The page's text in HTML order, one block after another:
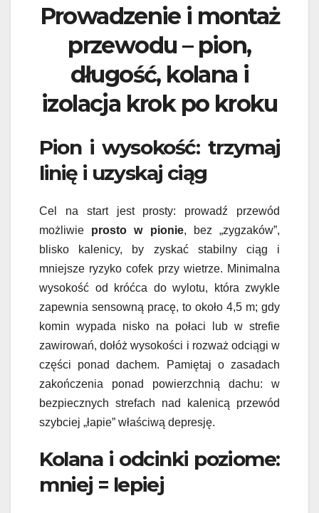
Prowadzenie i montaż
przewodu – pion,
długość, kolana i
izolacja krok po kroku
Pion i wysokość: trzymaj
linię i uzyskaj ciąg
Cel na start jest prosty: prowadź przewód
możliwie prosto w pionie, bez „zygzaków”,
blisko kalenicy, by zyskać stabilny ciąg i
mniejsze ryzyko cofek przy wietrze. Minimalna
wysokość od króćca do wylotu, która zwykle
zapewnia sensowną pracę, to około 4,5 m; gdy
komin wypada nisko na połaci lub w strefie
zawirowań, dołóż wysokości i rozważ odciągi w
części ponad dachem. Pamiętaj o zasadach
zakończenia ponad powierzchnią dachu: w
bezpiecznych strefach nad kalenicą przewód
szybciej „łapie” właściwą depresję.
Kolana i odcinki poziome:
mniej = lepiej